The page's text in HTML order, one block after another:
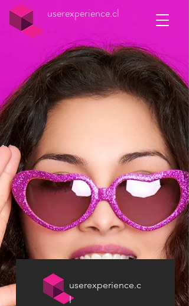
userexperience.cl
userexperience.c
l